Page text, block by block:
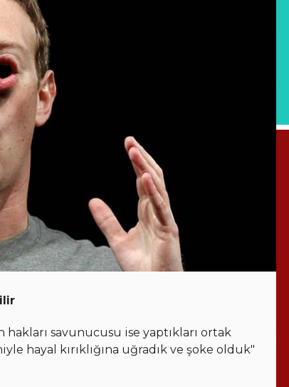
savunucusu ise yaptıkları ortak
hayal kırıklığına uğradık ve şoke olduk"